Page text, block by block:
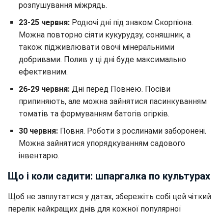
розпушування міжрядь.
23-25 червня: Родючі дні під знаком Скорпіона.
Можна повторно сіяти кукурудзу, соняшник, а
також підживлювати овочі мінеральними
добривами. Полив у ці дні буде максимально
ефективним.
26-29 червня: Дні перед Повнею. Посіви
припиняють, але можна зайнятися пасинкуванням
томатів та формуванням батогів огірків.
30 червня: Повня. Роботи з рослинами заборонені.
Можна зайнятися упорядкуванням садового
інвентарю.
Що і коли садити: шпаргалка по культурах
Щоб не заплутатися у датах, збережіть собі цей чіткий
перелік найкращих днів для кожної популярної